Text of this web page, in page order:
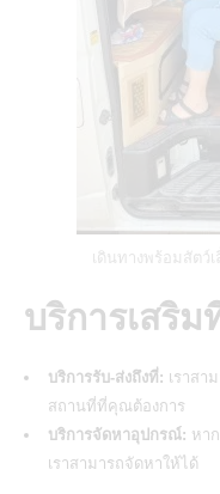
เดินทางพร้อมสัตว์
บริการเสริ
บริการรับ-ส่งถึงที่: เราสา
สถานที่ที่คุณต้องการ
บริการจัดหาอุปกรณ์: หา
เราสามารถจัดหาให้ได้